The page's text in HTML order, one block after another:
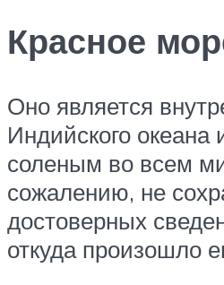
Красное
Оно является
Индийского
соленым во всем
сожалению, не
достоверных
откуда произошло